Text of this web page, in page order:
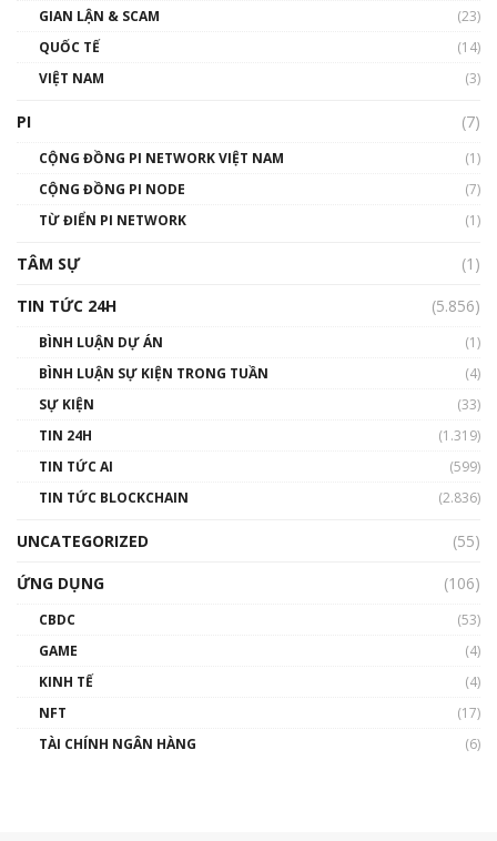
GIAN LẬN & SCAM
(23)
QUỐC TẾ
(14)
VIỆT NAM
(3)
PI (7)
CỘNG ĐỒNG PI NETWORK VIỆT NAM
(1)
CỘNG ĐỒNG PI NODE
(7)
TỪ ĐIỂN PI NETWORK
(1)
TÂM SỰ
(1)
TIN TỨC 24H
(5.856)
BÌNH LUẬN DỰ ÁN
(1)
BÌNH LUẬN SỰ KIỆN TRONG TUẦN
(4)
SỰ KIỆN
(33)
TIN 24H
(1.319)
TIN TỨC AI
(599)
TIN TỨC BLOCKCHAIN
(2.836)
UNCATEGORIZED
(55)
ỨNG DỤNG
(106)
CBDC
(53)
GAME
(4)
KINH TẾ
(4)
NFT
(17)
TÀI CHÍNH NGÂN HÀNG
(6)